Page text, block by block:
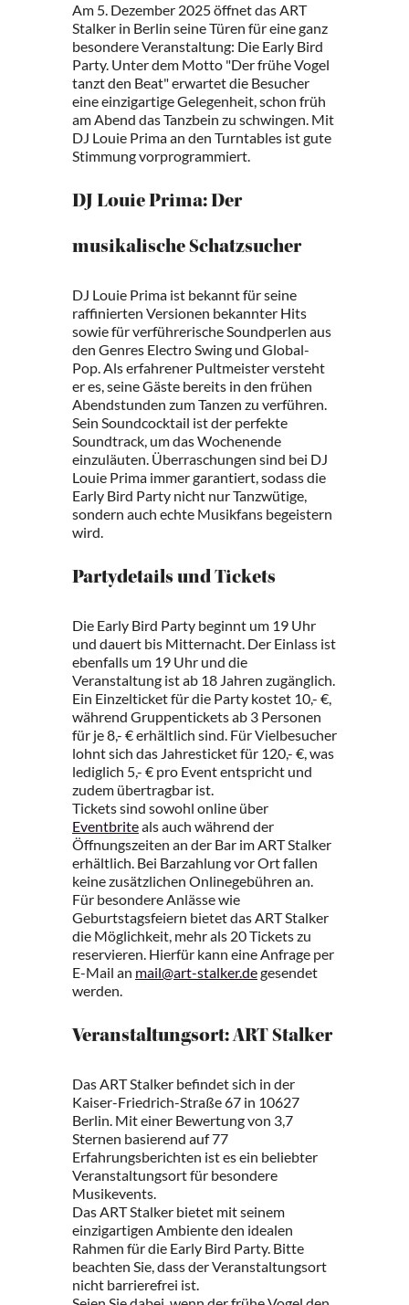
Am 5. Dezember 2025 öffnet das ART
Stalker in Berlin seine Türen für eine ganz
besondere Veranstaltung: Die Early Bird
Party. Unter dem Motto "Der frühe Vogel
tanzt den Beat" erwartet die Besucher
eine einzigartige Gelegenheit, schon früh
am Abend das Tanzbein zu schwingen. Mit
DJ Louie Prima an den Turntables ist gute
Stimmung vorprogrammiert.
DJ Louie Prima: Der
musikalische Schatzsucher
DJ Louie Prima ist bekannt für seine
raffinierten Versionen bekannter Hits
sowie für verführerische Soundperlen aus
den Genres Electro Swing und Global-
Pop. Als erfahrener Pultmeister versteht
er es, seine Gäste bereits in den frühen
Abendstunden zum Tanzen zu verführen.
Sein Soundcocktail ist der perfekte
Soundtrack, um das Wochenende
einzuläuten. Überraschungen sind bei DJ
Louie Prima immer garantiert, sodass die
Early Bird Party nicht nur Tanzwütige,
sondern auch echte Musikfans begeistern
wird.
Partydetails und Tickets
Die Early Bird Party beginnt um 19 Uhr
und dauert bis Mitternacht. Der Einlass ist
ebenfalls um 19 Uhr und die
Veranstaltung ist ab 18 Jahren zugänglich.
Ein Einzelticket für die Party kostet 10,- €,
während Gruppentickets ab 3 Personen
für je 8,- € erhältlich sind. Für Vielbesucher
lohnt sich das Jahresticket für 120,- €, was
lediglich 5,- € pro Event entspricht und
zudem übertragbar ist.
Tickets sind sowohl online über
Eventbriteals auch während der
Öffnungszeiten an der Bar im ART Stalker
erhältlich. Bei Barzahlung vor Ort fallen
keine zusätzlichen Onlinegebühren an.
Für besondere Anlässe wie
Geburtstagsfeiern bietet das ART Stalker
die Möglichkeit, mehr als 20 Tickets zu
reservieren. Hierfür kann eine Anfrage per
E-Mail an mail@art-stalker.degesendet
werden.
Veranstaltungsort: ART Stalker
Das ART Stalker befindet sich in der
Kaiser-Friedrich-Straße 67 in 10627
Berlin. Mit einer Bewertung von 3,7
Sternen basierend auf 77
Erfahrungsberichten ist es ein beliebter
Veranstaltungsort für besondere
Musikevents.
Das ART Stalker bietet mit seinem
einzigartigen Ambiente den idealen
Rahmen für die Early Bird Party. Bitte
beachten Sie, dass der Veranstaltungsort
nicht barrierefrei ist.